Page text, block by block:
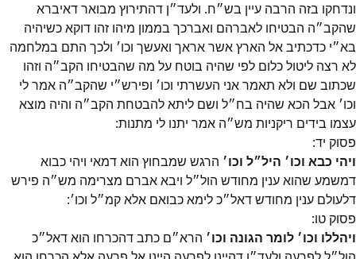
ונדחקו בזה הרבה עיין בש״ח. ולעד״ן דהתירוץ מבואר דאיברא
שהקב״ה הבטיחו לאברהם ואברכך בממון מיהו זהו דוקא כשיהיה
בא״י כדכתיב אל הארץ אשר אראך ואעשך וכו׳ ולכך התם במלחמה
לא רצה ליטול כלום לפי שהיה בוטח על מה שהבטיחו הקב״ה וזהו
שכתוב שם ולא תאמר אני העשרתי וכו׳ ופירש״י שהקב״ה אמר לי
וכו׳ אבל הכא שהיה בח״ל ושם ליתא להבטחת הקב״ה והיה מוצא
עצמו בידים ריקניות מש״ה אמר יתנו לי מתנות:
פסוק יד:
ויהי כבא וכו׳ היל״ל וכו׳ הרגש שמבחוץ הוא דמאי ויהי כבוא
דמשמע שהוא ענין מחודש הול״ל ויבא אברם מצרימה מש״ה פירש
דלעולם ענין מחודש דאל״כ לימא כבואם אלא קמ״ל וכו׳:
פסוק טו:
ויהללו וכו׳ לומר הגונה וכו׳ הרא״ם כתב דהכרחו הוא דאל״כ